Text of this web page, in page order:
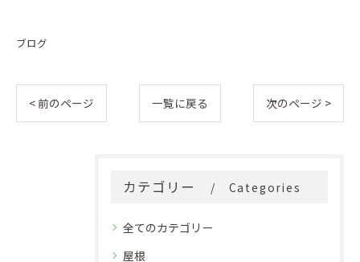
ブログ
< 前のページ 一覧に戻る 次のページ >
カテゴリー Categories
全てのカテゴリー
屋根